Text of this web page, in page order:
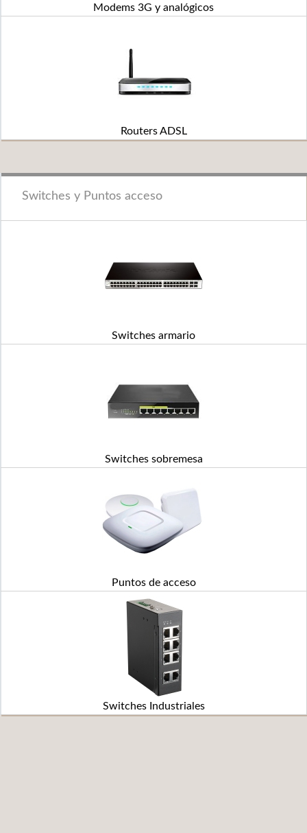
Modems 3G y analógicos
Routers ADSL
Switches y Puntos acceso
Switches armario
Switches sobremesa
Puntos de acceso
Switches Industriales